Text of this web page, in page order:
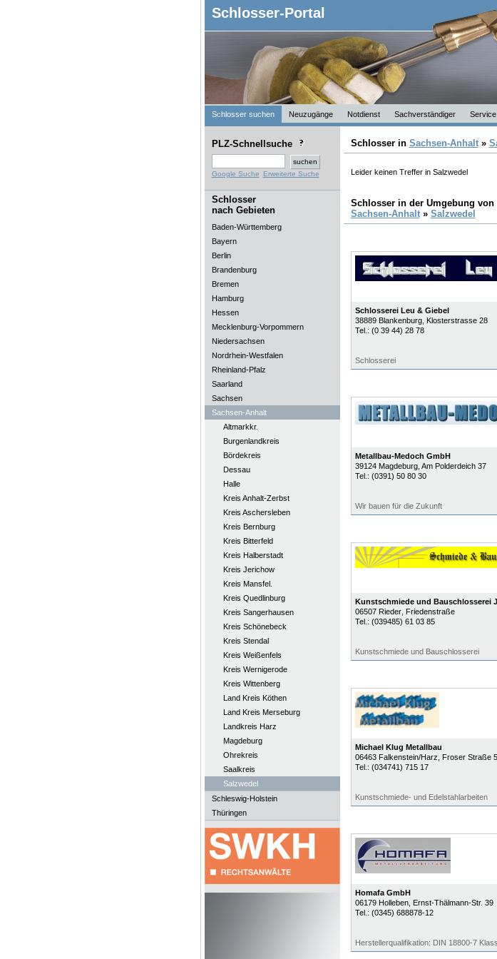
Schlosser-Portal
Schlosser suchen Neuzugänge Notdienst Sachverständiger Service
PLZ-Schnellsuche
Google Suche Erweiterte Suche
Schlosser
nach Gebieten
Baden-Württemberg
Bayern
Berlin
Brandenburg
Bremen
Hamburg
Hessen
Mecklenburg-Vorpommern
Niedersachsen
Nordrhein-Westfalen
Rheinland-Pfalz
Saarland
Sachsen
Sachsen-Anhalt
Altmarkkr.
Burgenlandkreis
Bördekreis
Dessau
Halle
Kreis Anhalt-Zerbst
Kreis Aschersleben
Kreis Bernburg
Kreis Bitterfeld
Kreis Halberstadt
Kreis Jerichow
Kreis Mansfel.
Kreis Quedlinburg
Kreis Sangerhausen
Kreis Schönebeck
Kreis Stendal
Kreis Weißenfels
Kreis Wernigerode
Kreis Wittenberg
Land Kreis Köthen
Land Kreis Merseburg
Landkreis Harz
Magdeburg
Ohrekreis
Saalkreis
Salzwedel
Schleswig-Holstein
Thüringen
Schlosser in Sachsen-Anhalt»
Leider keinen Treffer in Salzwedel
Schlosser in der Umgebung von
Sachsen-Anhalt» Salzwedel
Schlosserei Leu & Giebel
38889 Blankenburg, Klosterstrasse 28
Tel.: (0 39 44) 28 78
Schlosserei
Metallbau-Medoch GmbH
39124 Magdeburg, Am Polderdeich 37
Tel.: (0391) 50 80 30
Wir bauen für die Zukunft
Kunstschmiede und Bauschlosserei
06507 Rieder, Friedenstraße
Tel.: (039485) 61 03 85
Kunstschmiede und Bauschlosserei
Michael Klug Metallbau
06463 Falkenstein/Harz , Froser Straße 5
Tel.: (034741) 715 17
Kunstschmiede- und Edelstahlarbeiten
Homafa GmbH
06179 Holleben, Ernst-Thälmann-Str. 39
Tel.: (0345) 688878-12
Herstellerqualifikation: DIN 18800-7